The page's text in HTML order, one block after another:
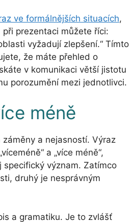
ve formálnějších situacích,
prezentaci můžete říci:
vyžadují zlepšení.“ Tímto
že máte přehled o
v komunikaci větší jistotu
porozumění mezi jednotlivci.
méně
a nejasností. Výraz
a „více méně“,
specifický význam. Zatímco
druhý je nesprávným
a gramatiku. Je to zvlášť